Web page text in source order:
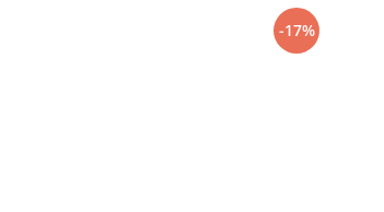
-17%